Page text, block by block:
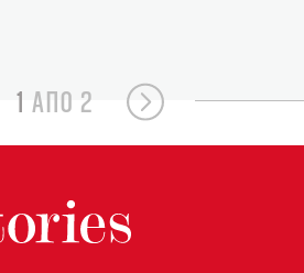
1 ΑΠΟ 2